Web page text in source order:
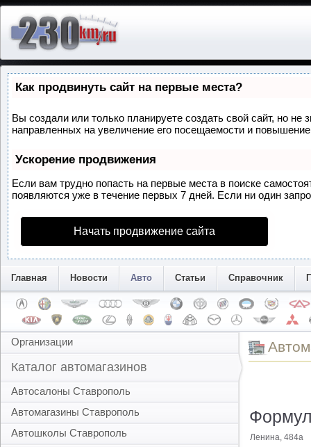
Как продвинуть сайт на первые места?
Вы создали или только планируете создать свой сайт, но
направленных на увеличение его посещаемости и
Ускорение продвижения
Если вам трудно попасть на первые места в поиске
появляются уже в течение первых 7 дней. Если ни один
Начать продвижение сайта
Главная Новости Авто Статьи Справочник
Организации
Каталог автомагазинов
Автосалоны Ставрополь
Автомагазины Ставрополь
Автошколы Ставрополь
Ленина, 484а